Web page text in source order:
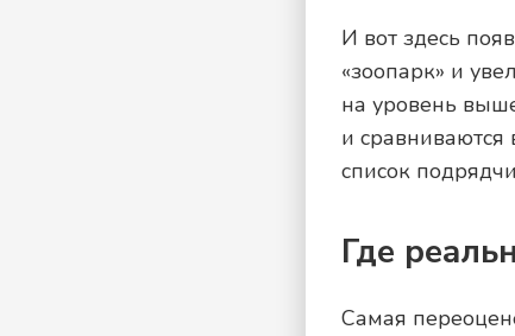
И вот здесь
«зоопарк» и
на уровень
и сравниваются
список
Где
Самая